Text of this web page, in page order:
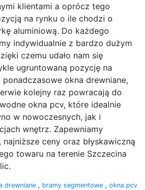
klientami a oprócz tego
na rynku o ile chodzi o
aluminiową. Do każdego
indywidualnie z bardzo dużym
czemu udało nam się
ugruntowaną pozycję na
okna drewniane,
kolejny raz powracają do
okna pcv, które idealnie
w nowoczesnych, jak i
wnętrz. Zapewniamy
ceny oraz błyskawiczną
towaru na terenie Szczecina
drewniane , bramy segmentowe , okna pcv